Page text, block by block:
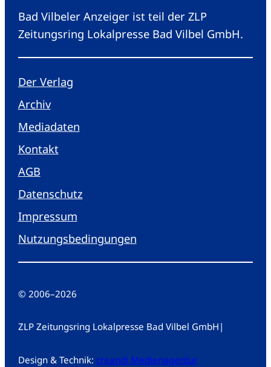
Bad Vilbeler Anzeiger ist teil der ZLP
Zeitungsring Lokalpresse Bad Vilbel GmbH.
Der Verlag
Archiv
Mediadaten
Kontakt
AGB
Datenschutz
Impressum
Nutzungsbedingungen
© 2006–2026
ZLP Zeitungsring Lokalpresse Bad Vilbel GmbH |
Design & Technik: creandi Medienagentur